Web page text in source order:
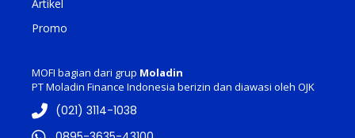
Artikel
Promo
MOFI bagian dari grup Moladin
PT Moladin Finance Indonesia berizin dan diawasi oleh OJK
(021) 3114-1038